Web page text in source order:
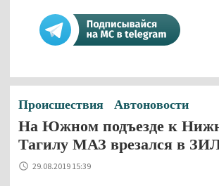
Происшествия Автоновости
На Южном подъезде к
Тагилу МАЗ врезался в
29.08.2019 15:39